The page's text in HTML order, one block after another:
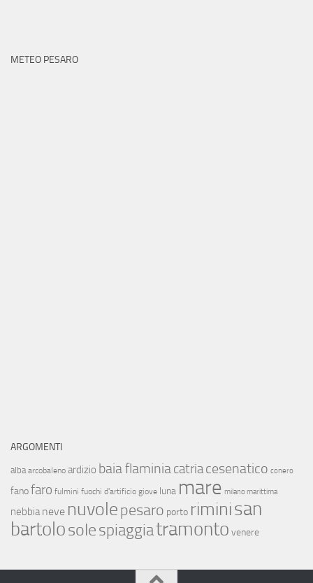
METEO PESARO
ARGOMENTI
alba arcobaleno ardizio baia flaminiacatriacesenatico conero
fanofaro fulmini fuochi d'artificio giove luna mare milano marittima
nebbia neve nuvolepesaro porto riminisan
bartolosolespiaggiatramonto venere